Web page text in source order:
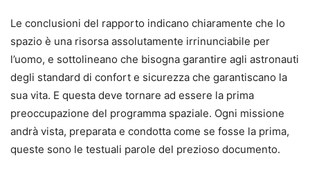
Le conclusioni del rapporto indicano chiaramente che lo
spazio è una risorsa assolutamente irrinunciabile per
l’uomo, e sottolineano che bisogna garantire agli astronauti
degli standard di confort e sicurezza che garantiscano la
sua vita. E questa deve tornare ad essere la prima
preoccupazione del programma spaziale. Ogni missione
andrà vista, preparata e condotta come se fosse la prima,
queste sono le testuali parole del prezioso documento.